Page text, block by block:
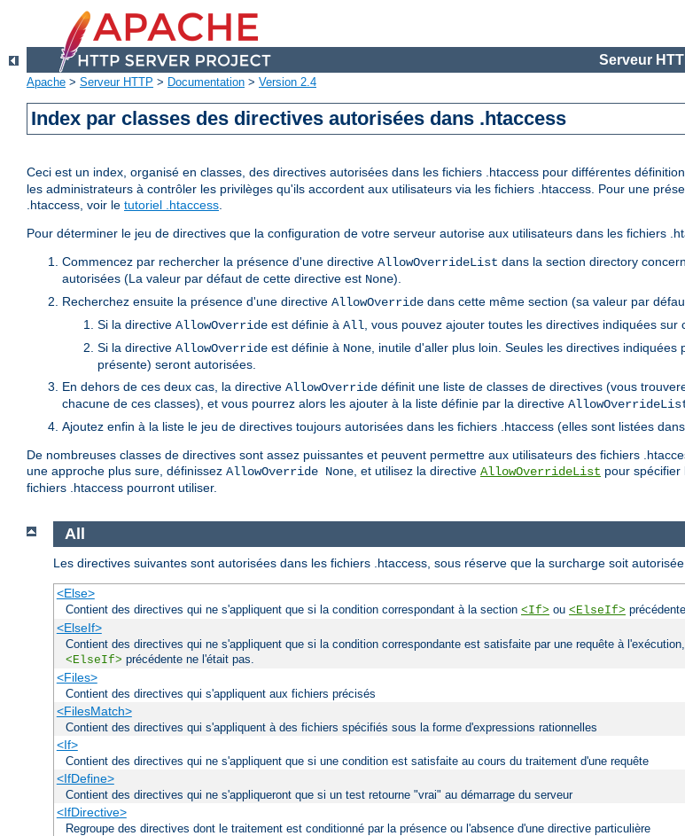
Serveur
Apache > Serveur HTTP > Documentation > Version 2.4
Index par classes des directives autorisées dans .htaccess
Ceci est un index, organisé en classes, des directives autorisées dans les fichiers .htaccess pour différentes
les administrateurs à contrôler les privilèges qu'ils accordent aux utilisateurs via les fichiers .htaccess. Pour une
.htaccess, voir le tutoriel .htaccess.
Pour déterminer le jeu de directives que la configuration de votre serveur autorise aux utilisateurs dans les fichiers
Commencez par rechercher la présence d'une directive AllowOverrideList dans la section directory
autorisées (La valeur par défaut de cette directive est None).
Recherchez ensuite la présence d'une directive AllowOverride dans cette même section (sa valeur par
Si la directive AllowOverride est définie à All, vous pouvez ajouter toutes les directives indiquées sur
Si la directive AllowOverride est définie à None, inutile d'aller plus loin. Seules les directives indiquées
présente) seront autorisées.
En dehors de ces deux cas, la directive AllowOverride définit une liste de classes de directives (vous
chacune de ces classes), et vous pourrez alors les ajouter à la liste définie par la directive
Ajoutez enfin à la liste le jeu de directives toujours autorisées dans les fichiers .htaccess (elles sont listées
De nombreuses classes de directives sont assez puissantes et peuvent permettre aux utilisateurs des fichiers
une approche plus sure, définissez AllowOverride None, et utilisez la directive AllowOverrideList pour spécifier
fichiers .htaccess pourront utiliser.
All
Les directives suivantes sont autorisées dans les fichiers .htaccess, sous réserve que la surcharge soit
<Else>
Contient des directives qui ne s'appliquent que si la condition correspondant à la section <If> ou <ElseIf>
<ElseIf>
Contient des directives qui ne s'appliquent que si la condition correspondante est satisfaite par une requête à
<ElseIf> précédente ne l'était pas.
<Files>
Contient des directives qui s'appliquent aux fichiers précisés
<FilesMatch>
Contient des directives qui s'appliquent à des fichiers spécifiés sous la forme d'expressions rationnelles
<If>
Contient des directives qui ne s'appliquent que si une condition est satisfaite au cours du traitement d'une requête
<IfDefine>
Contient des directives qui ne s'appliqueront que si un test retourne "vrai" au démarrage du serveur
<IfDirective>
Regroupe des directives dont le traitement est conditionné par la présence ou l'absence d'une directive particulière